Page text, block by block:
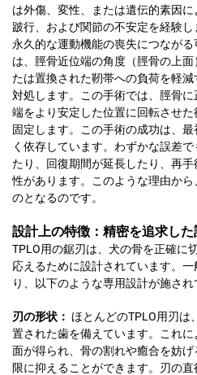
は外傷、変性、または遺伝的素因
跛行、および関節の不安定を経験
永久的な運動機能の喪失につなが
は、脛骨近位端の角度（脛骨の上
たは置換された靭帯への負荷を軽
対処します。この手術では、脛骨
端をより安定した位置に回転させ
固定します。この手術の成功は、
く依存しています。わずかな誤差
たり、回復期間が延長したり、再
性があります。このような理由か
のとなるのです。
設計上の特徴：精密を追求した
TPLO用の鋸刃は、犬の骨を正確に
応えるために設計されています。
り、以下のような専用設計が施され
刃の形状： ほとんどのTPLO用刃は
置された歯を備えています。これ
面が得られ、骨の割れや癒合を妨
限に抑えることができます。刃の